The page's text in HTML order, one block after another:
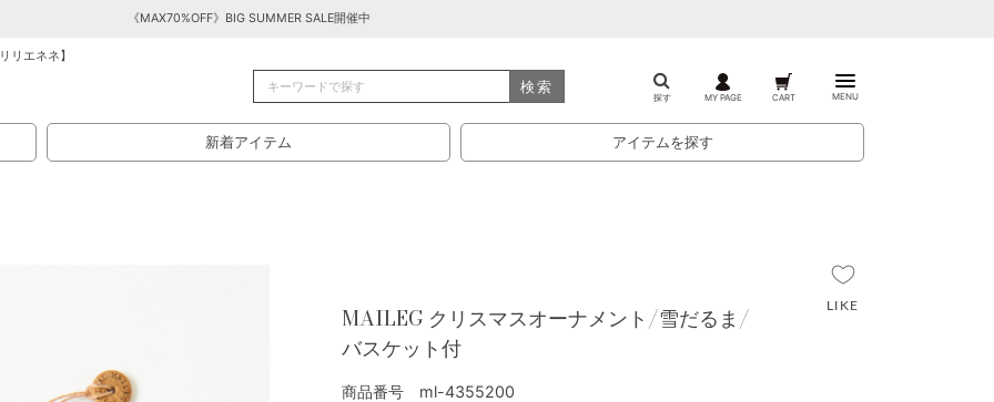
《MAX70%OFF》BIG SUMMER SALE開催中
リエネネ】
検索
探す MY PAGE CART MENU
新着アイテム アイテムを探す
MAILEG クリスマスオーナメント/雪だるま/
バスケット付
商品番号 ml-4355200